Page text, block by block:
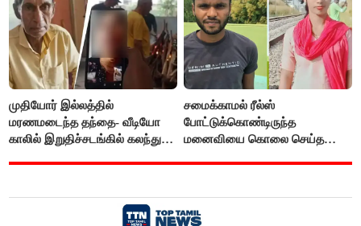
முதியோர் இல்லத்தில்
மரணமடைந்த தந்தை- வீடியோ
காலில் இறுதிச்சடங்கில் கலந்து
சமைக்காமல் ரீல்ஸ்
போட்டுக்கொண்டிருந்த
மனைவியை கொலை செய்த